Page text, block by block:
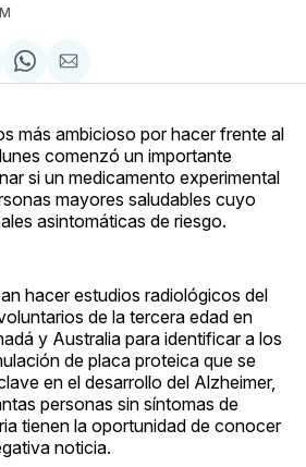
Share
on
Compartir
via
más ambicioso por hacer frente al
comenzó un importante
si un medicamento experimental
mayores saludables cuyo
asintomáticas de riesgo.
hacer estudios radiológicos del
de la tercera edad en
y Australia para identificar a los
de placa proteica que se
en el desarrollo del Alzheimer,
personas sin síntomas de
tienen la oportunidad de conocer
noticia.